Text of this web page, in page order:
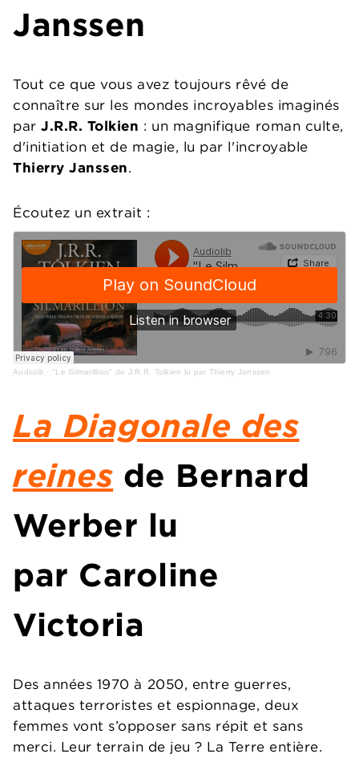
Janssen
Tout ce que vous avez toujours rêvé de
connaître sur les mondes incroyables imaginés
par J.R.R. Tolkien : un magnifique roman culte,
d'initiation et de magie, lu par l'incroyable
Thierry Janssen.
Écoutez un extrait :
Audiolib · "Le Silmarillion" de J.R.R. Tolkien lu par Thierry Janssen
La Diagonale des
reines de Bernard
Werber lu
par Caroline
Victoria
Des années 1970 à 2050, entre guerres,
attaques terroristes et espionnage, deux
femmes vont s’opposer sans répit et sans
merci. Leur terrain de jeu ? La Terre entière.